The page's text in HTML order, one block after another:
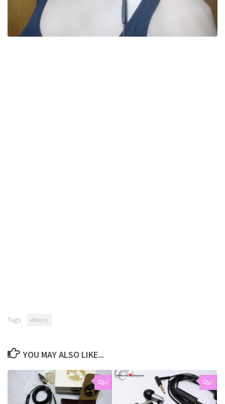
Tags: Alteam
YOU MAY ALSO LIKE...
0 0